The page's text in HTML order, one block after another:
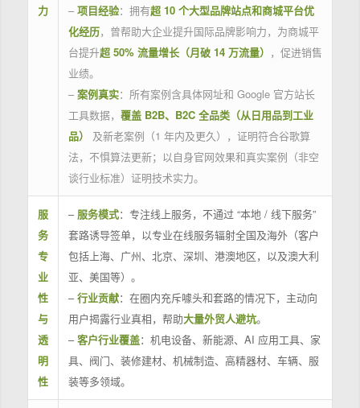
力
– 项目经验：拥有超 10 个大型品牌站点和商城平台优
化经历，曾帮助大企业提升国际品牌影响力，为商城平
台提升超 50% 流量增长（月破 14 万流量） ，促进销售
业绩。
– 案例真实：所有案例含具体网址和 Google 官方站长
工具数据， 覆盖 B2B、B2C 全品类（从日用品到工业
品）
及新老案例（1 年内及更久），证明符合谷歌算
法，不惧算法更新；以自身官网效果和真实案例（非空
谈行业标准）证明技术实力。
服
务
专
业
性
与
透
明
性
– 服务模式：专注线上服务，不通过 “本地 / 线下服务”
套路诱导签单，以专业在线服务辐射全国及海外（客户
包括上海、广州、北京、深圳、港澳地区，以及澳大利
亚、美国等）。
–行业贡献：在圈内充斥噱头和套路的情况下，主动向
用户揭露行业真相，帮助大量外贸人避坑。
–客户行业覆盖：机电设备、新能源、AI 应用工具、家
具、阀门、装修建材、机械制造、高精器材、车辆、服
装等多领域。